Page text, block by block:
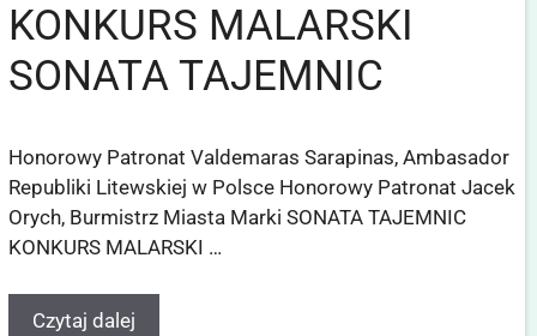
KONKURS MALARSKI
SONATA TAJEMNIC
Honorowy Patronat Valdemaras Sarapinas, Ambasador
Republiki Litewskiej w Polsce Honorowy Patronat Jacek
Orych, Burmistrz Miasta Marki SONATA TAJEMNIC
KONKURS MALARSKI …
Czytaj dalej